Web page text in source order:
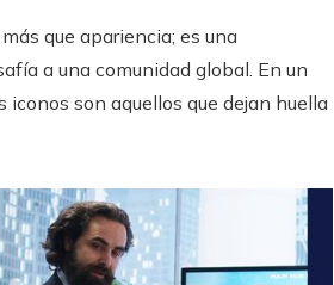
que apariencia; es una
a una comunidad global. En un
son aquellos que dejan huella